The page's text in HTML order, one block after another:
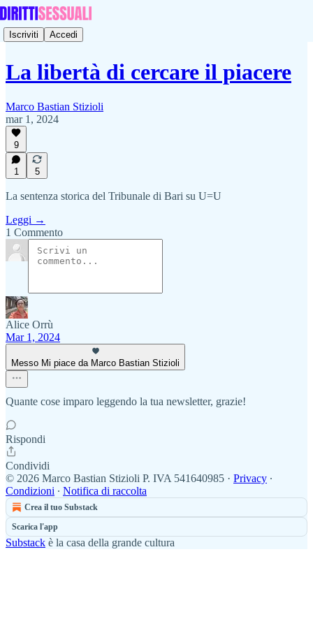
Iscriviti Accedi
La libertà di cercare il piacere
Marco Bastian Stizioli
mar 1, 2024
9
1 5
La sentenza storica del Tribunale di Bari su U=U
Leggi →
1 Commento
Alice Orrù
Mar 1, 2024
Messo Mi piace da Marco Bastian Stizioli
Quante cose imparo leggendo la tua newsletter, grazie!
Rispondi
Condividi
© 2026 Marco Bastian Stizioli P. IVA 541640985 · Privacy ∙
Condizioni ∙ Notifica di raccolta
Crea il tuo Substack
Scarica l'app
Substack è la casa della grande cultura